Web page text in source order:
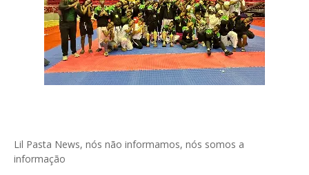
Lil Pasta News, nós não informamos, nós somos a
informação